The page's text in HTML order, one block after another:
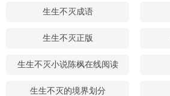
生生不灭成语
生生不灭正版
生生不灭小说陈枫在线阅读
生生不灭的境界划分